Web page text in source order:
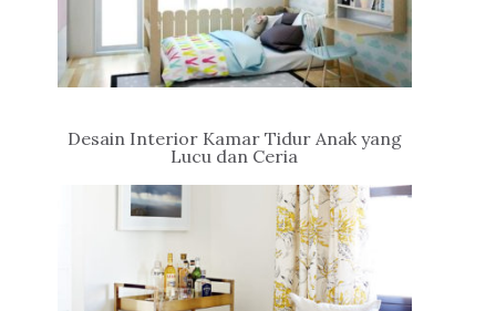
Desain Interior Kamar Tidur Anak yang
Lucu dan Ceria